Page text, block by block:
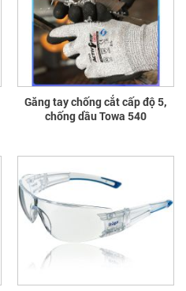
Găng tay chống cắt cấp độ 5,
chống dầu Towa 540